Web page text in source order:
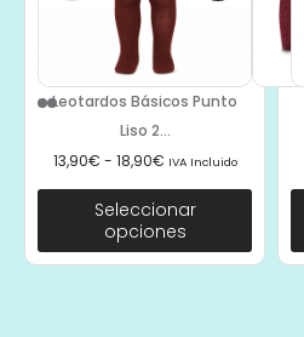
Leotardos Básicos Punto
Liso 2...
13,90€ - 18,90€ IVA Incluido
Seleccionar
opciones